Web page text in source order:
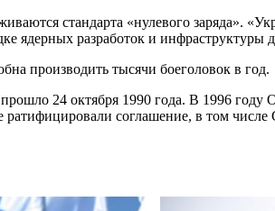
стандарта «нулевого заряда».
ядерных разработок и
производить тысячи боеголовок в год.
24 октября 1990 года. В 1996
ратифицировали соглашение, в том